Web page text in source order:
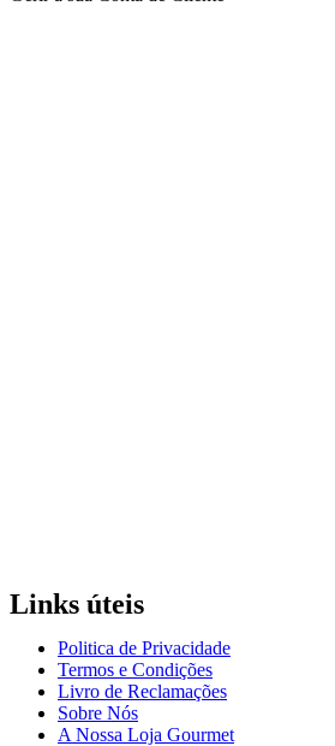
Links úteis
Politica de Privacidade
Termos e Condições
Livro de Reclamações
Sobre Nós
A Nossa Loja Gourmet